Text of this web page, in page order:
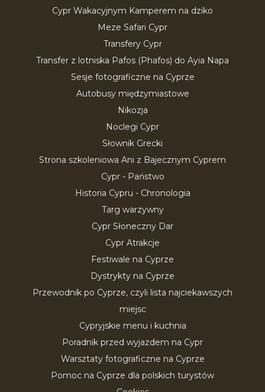
Cypr Wakacyjnym Kamperem na dziko
Meze Safari Cypr
Transfery Cypr
Transfer z lotniska Pafos (Phafos) do Ayia Napa
Sesje fotograficzne na Cyprze
Autobusy międzymiastowe
Nikozja
Noclegi Cypr
Słownik Grecki
Strona szkoleniowa Ani z Bajecznym Cyprem
Cypr - Państwo
Historia Cypru - Chronologia
Targ warzywny
Cypr Słoneczny Dar
Cypr Atrakcje
Festiwale na Cyprze
Dystrykty na Cyprze
Przewodnik po Cyprze, czyli lista najciekawszych
miejsc
Cypryjskie menu i kuchnia
Poradnik przed wyjazdem na Cypr
Warsztaty fotograficzne na Cyprze
Pomoc na Cyprze dla polskich turystów